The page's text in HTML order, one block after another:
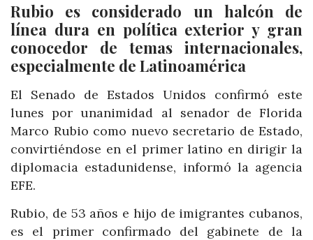
Rubio es considerado un halcón de
línea dura en política exterior y gran
conocedor de temas internacionales,
especialmente de Latinoamérica
El Senado de Estados Unidos confirmó este
lunes por unanimidad al senador de Florida
Marco Rubio como nuevo secretario de Estado,
convirtiéndose en el primer latino en dirigir la
diplomacia estadunidense, informó la agencia
EFE.
Rubio, de 53 años e hijo de imigrantes cubanos,
es el primer confirmado del gabinete de la